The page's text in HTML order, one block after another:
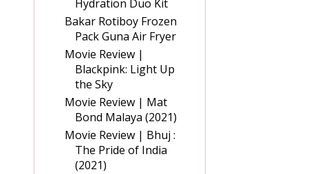
Hydration Duo Kit
Bakar Rotiboy Frozen
Pack Guna Air Fryer
Movie Review |
Blackpink: Light Up
the Sky
Movie Review | Mat
Bond Malaya (2021)
Movie Review | Bhuj :
The Pride of India
(2021)